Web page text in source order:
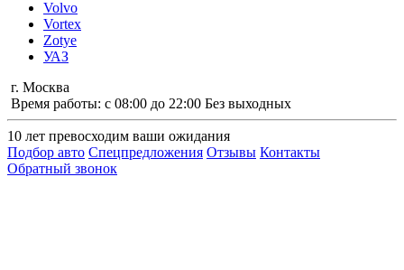
Volvo
Vortex
Zotye
УАЗ
г. Москва
Время работы: с 08:00 до 22:00 Без выходных
10 лет превосходим ваши ожидания
Подбор авто Спецпредложения Отзывы Контакты
Обратный звонок